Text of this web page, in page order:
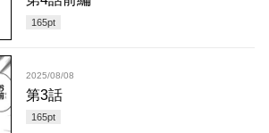
165pt
2025/08/08
第3話
165pt